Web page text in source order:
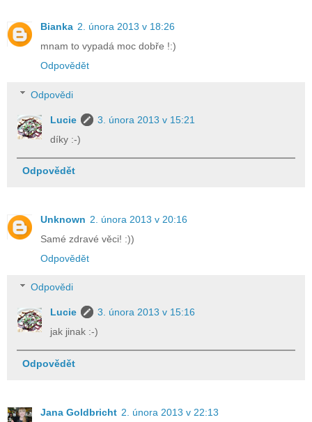
Bianka 2. února 2013 v 18:26
mnam to vypadá moc dobře !:)
Odpovědět
Odpovědi
Lucie
3. února 2013 v 15:21
díky :-)
Odpovědět
Unknown 2. února 2013 v 20:16
Samé zdravé věci! :))
Odpovědět
Odpovědi
Lucie
3. února 2013 v 15:16
jak jinak :-)
Odpovědět
Jana Goldbricht 2. února 2013 v 22:13